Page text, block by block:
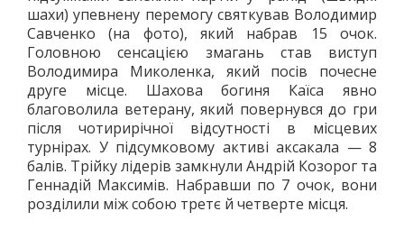
шахи) упевнену перемогу святкував Володимир
Савченко (на фото), який набрав 15 очок.
Головною сенсацією змагань став виступ
Володимира Миколенка, який посів почесне
друге місце. Шахова богиня Каїса явно
благоволила ветерану, який повернувся до гри
після чотирирічної відсутності в місцевих
турнірах. У підсумковому активі аксакала — 8
балів. Трійку лідерів замкнули Андрій Козорог та
Геннадій Максимів. Набравши по 7 очок, вони
розділили між собою третє й четверте місця.